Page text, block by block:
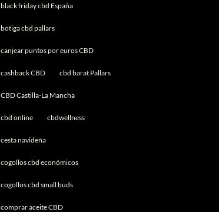
black friday cbd España
botiga cbd pallars
canjear puntos por euros CBD
cashback CBD cbd barat Pallars
CBD Castilla-La Mancha
cbd online cbdwellness
cesta navideña
cogollos cbd económicos
cogollos cbd small buds
comprar aceite CBD